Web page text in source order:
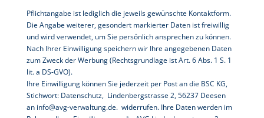
Pflichtangabe ist lediglich die jeweils gewünschte Kontaktform.
Die Angabe weiterer, gesondert markierter Daten ist freiwillig
und wird verwendet, um Sie persönlich ansprechen zu können.
Nach Ihrer Einwilligung speichern wir Ihre angegebenen Daten
zum Zweck der Werbung (Rechtsgrundlage ist Art. 6 Abs. 1 S. 1
lit. a DS-GVO).
Ihre Einwilligung können Sie jederzeit per Post an die BSC KG,
Stichwort: Datenschutz, Lindenbergstrasse 2, 56237 Deesen
an info@avg-verwaltung.de. widerrufen. Ihre Daten werden im